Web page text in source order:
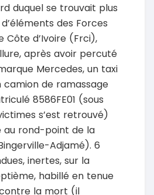
duquel se trouvait plus
des Forces
Côte d’Ivoire (Frci),
après avoir percuté
Mercedes, un taxi
de ramassage
8586FE01 (sous
s’est retrouvé)
au rond-point de la
Adjamé). 6
inertes, sur la
habillé en tenue
la mort (il